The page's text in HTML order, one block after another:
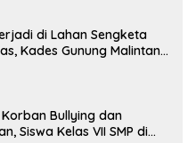
di Lahan Sengketa
Kades Gunung Malintang
Bullying dan
Siswa Kelas VII SMP di